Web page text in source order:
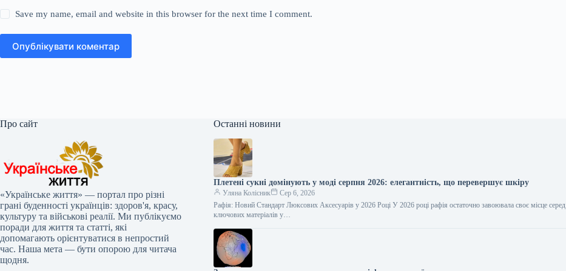
Save my name, email and website in this browser for the next time I comment.
Опублікувати коментар
Про сайт
«Українське життя» — портал про різні
грані буденності українців: здоров'я, красу,
культуру та військові реалії. Ми публікуємо
поради для життя та статті, які
допомагають орієнтуватися в непростий
час. Наша мета — бути опорою для читача
щодня.
Останні новини
Плетені сукні домінують у моді серпня 2026: елегантність, що перевершує шкіру
Уляна Колісник
Сер 6, 2026
Рафія: Новий Стандарт Люксових Аксесуарів у 2026 Році У 2026 році рафія остаточно завоювала своє місце серед
ключових матеріалів у…